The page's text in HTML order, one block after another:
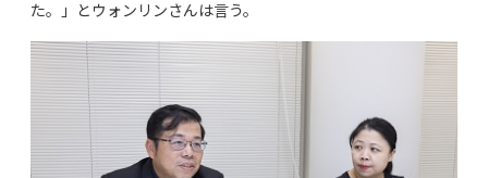
た。」とウォンリンさんは言う。